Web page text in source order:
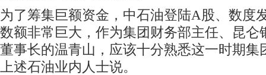
为了筹集巨额资金，中石油登陆A股、数度
数额非常巨大，作为集团财务部主任、昆仑
董事长的温青山，应该十分熟悉这一时期集
上述石油业内人士说。